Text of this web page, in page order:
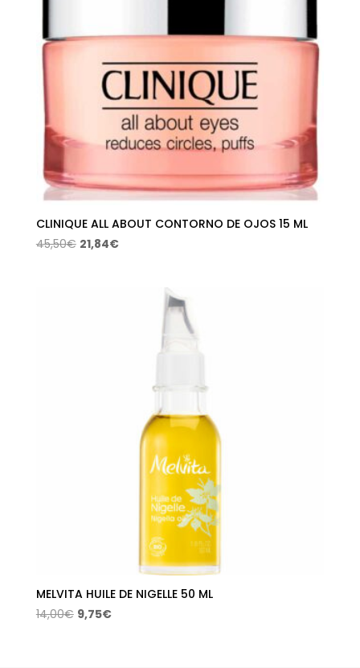
CLINIQUE ALL ABOUT CONTORNO DE OJOS 15 ML
45,50€ El
21,84€El
MELVITA HUILE DE NIGELLE 50 ML
14,00€ El
9,75€El